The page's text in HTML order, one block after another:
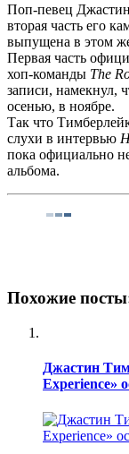
Поп-певец
вторая часть его
выпущена в этом
Первая часть
хоп-команды The
записи, намекнул,
осенью, в ноябре.
Так что
слухи в интервью
пока официально
альбома.
Похожие
Джастин
Experience»